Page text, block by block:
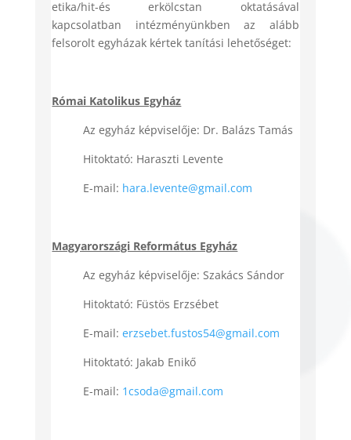
etika/hit-és erkölcstan oktatásával
kapcsolatban intézményünkben az alább
felsorolt egyházak kértek tanítási lehetőséget:
Római Katolikus Egyház
Az egyház képviselője: Dr. Balázs Tamás
Hitoktató: Haraszti Levente
E-mail: hara.levente@gmail.com
Magyarországi Református Egyház
Az egyház képviselője: Szakács Sándor
Hitoktató: Füstös Erzsébet
E-mail:erzsebet.fustos54@gmail.com
Hitoktató: Jakab Enikő
E-mail: 1csoda@gmail.com